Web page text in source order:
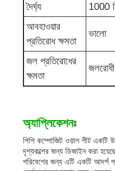
পিপিএস বোর্ড
অগ্নি প্রতিরোধী
পিপি হলো কনস্ট্রাকশন বোর্ড
পিপি ওয়াল শীট
পলিপ্রোপিলিন শীট
দৈর্ঘ্য
1000
আবহাওয়ার
প্রতিরোধ ক্ষমতা
ভালো
জল প্রতিরোধের
ক্ষমতা
জলরোধী
অ্যাপ্লিকেশনঃ
পিপি কম্পোজিট ওয়াল শীট একটি
দৃশ্যকল্পের জন্য ডিজাইন করা
পরিবেশের জন্য এটি একটি